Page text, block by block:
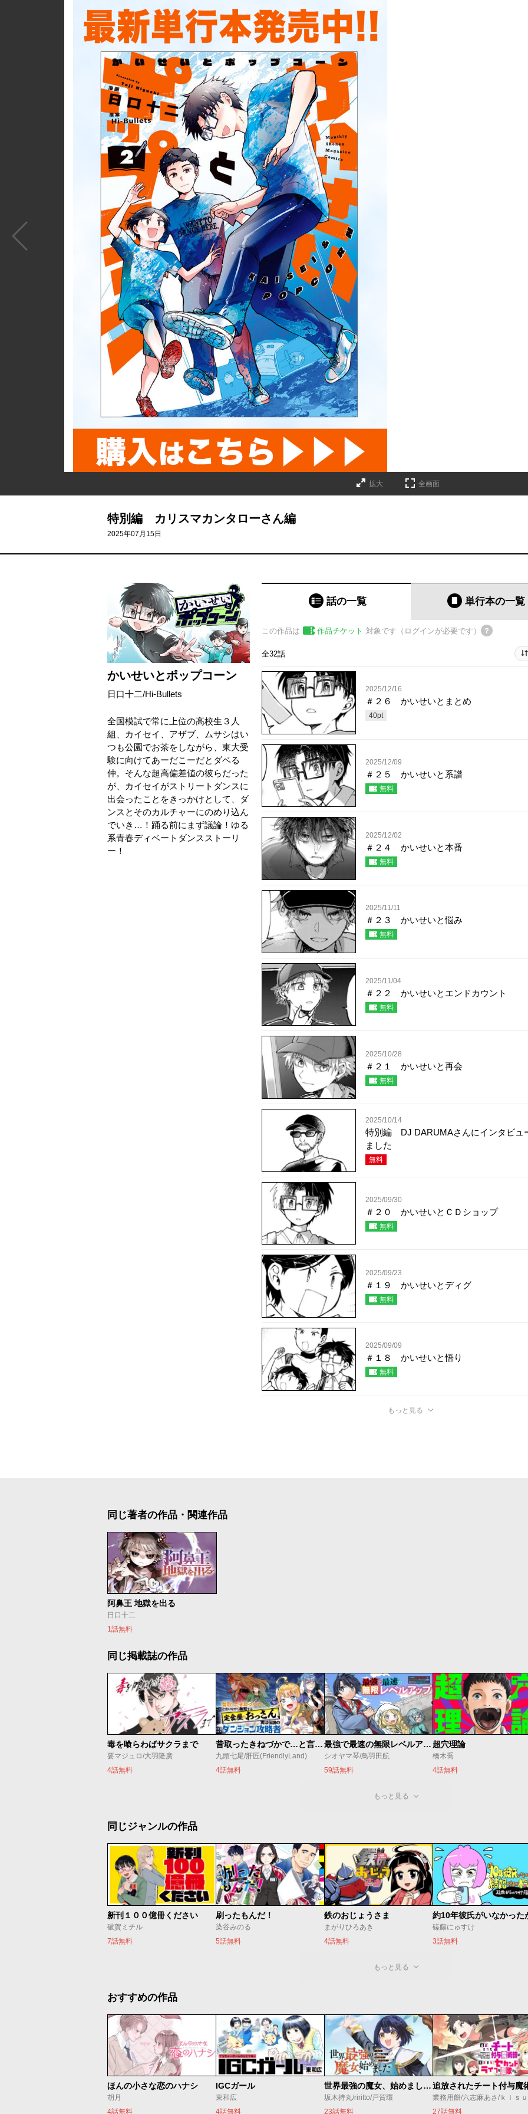
詳細ページへのリンク
拡大 全画面
特別編 カリスマカンタローさん編
2025年07月15日
かいせいとポップコーン
日口十二/Hi-Bullets
全国模試で常に上位の高校生３人
組、カイセイ、アザブ、ムサシはい
つも公園でお茶をしながら、東大受
験に向けてあーだこーだとダベる
仲。そんな超高偏差値の彼らだった
が、カイセイがストリートダンスに
出会ったことをきっかけとして、ダ
ンスとそのカルチャーにのめり込ん
でいき…！踊る前にまず議論！ゆる
系青春ディベートダンスストーリ
ー！
話の一覧 単行本の一覧
この作品は 作品チケット 対象です（ログインが必要です）
全32話
2025/12/16
＃２６ かいせいとまとめ
40pt
2025/12/09
＃２５ かいせいと系譜
無料
2025/12/02
＃２４ かいせいと本番
無料
2025/11/11
＃２３ かいせいと悩み
無料
2025/11/04
＃２２ かいせいとエンドカウント
無料
2025/10/28
＃２１ かいせいと再会
無料
2025/10/14
特別編 DJ DARUMAさんにインタビュ
ました
無料
2025/09/30
＃２０ かいせいとＣＤショップ
無料
2025/09/23
＃１９ かいせいとディグ
無料
2025/09/09
＃１８ かいせいと悟り
無料
もっと見る
同じ著者の作品・関連作品
阿鼻王 地獄を出る
日口十二
1話無料
同じ掲載誌の作品
毒を喰らわばサクラまで
要マジュロ/大羽隆廣
4話無料
昔取ったきねづかで…と言いながら無双する定食屋のおっさん、実は伝説のダンジョン攻略者
九頭七尾/肝匠(FriendlyLand)
4話無料
最強で最速の無限レベルアップ ～スキル【経験値１０００倍】と【レベルフリー】でレベル上限の枷が外れた俺は無双する～
シオヤマ琴/鳥羽田航
59話無料
超穴理論
橋木喬
4話無料
もっと見る
同じジャンルの作品
新刊１００億冊ください
破賀ミチル
7話無料
刷ったもんだ！
染谷みのる
5話無料
鉄のおじょうさま
まがりひろあき
4話無料
磋藤にゅすけ
3話無料
もっと見る
おすすめの作品
ほんの小さな恋のハナシ
胡月
4話無料
IGCガール
東和広
4話無料
世界最強の魔女、始めました ～私だけ『攻略サイト』を見れる世界で自由に生きます～
坂木持丸/riritto/戸賀環
23話無料
業務用餅/六志麻あさ/ｋｉｓ
27話無料